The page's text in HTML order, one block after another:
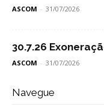
ASCOM - 31/07/2026
30.7.26
ASCOM - 31/07/2026
Navegue